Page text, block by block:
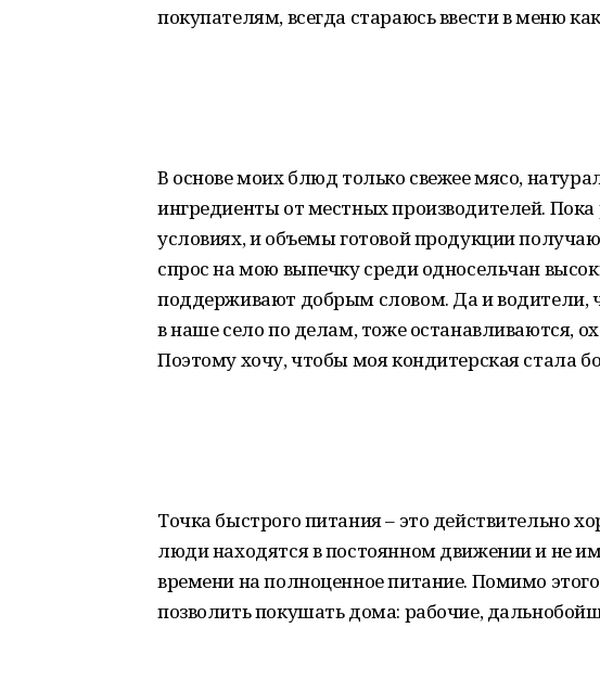
покупателям, всегда стараюсь ввести в меню
В основе моих блюд только свежее мясо,
ингредиенты от местных производителей.
условиях, и объемы готовой продукции
спрос на мою выпечку среди односельчан
поддерживают добрым словом. Да и водители,
в наше село по делам, тоже останавливаются,
Поэтому хочу, чтобы моя кондитерская стала
Точка быстрого питания – это действительно
люди находятся в постоянном движении и не
времени на полноценное питание. Помимо этого
позволить покушать дома: рабочие,